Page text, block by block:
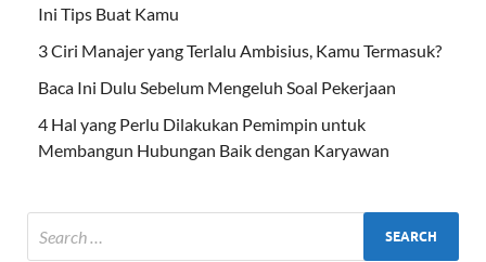
Ini Tips Buat Kamu
3 Ciri Manajer yang Terlalu Ambisius, Kamu Termasuk?
Baca Ini Dulu Sebelum Mengeluh Soal Pekerjaan
4 Hal yang Perlu Dilakukan Pemimpin untuk
Membangun Hubungan Baik dengan Karyawan